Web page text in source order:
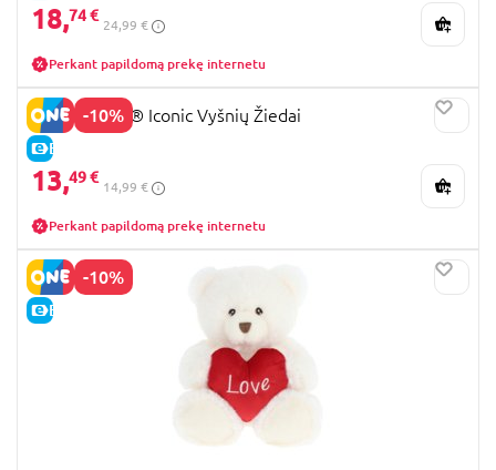
18,74 €
24,99 €
Perkant papildomą prekę internetu
-10%
E-KAINA
40725 LEGO® Iconic Vyšnių Žiedai
13,49 €
14,99 €
Perkant papildomą prekę internetu
-10%
E-KAINA